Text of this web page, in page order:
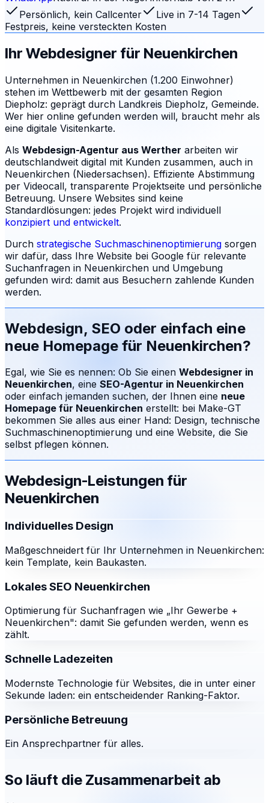
Persönlich, kein Callcenter
Live in 7-14 Tagen
Festpreis, keine versteckten Kosten
Ihr Webdesigner für Neuenkirchen
Unternehmen in Neuenkirchen (1.200 Einwohner)
stehen im Wettbewerb mit der gesamten Region
Diepholz: geprägt durch Landkreis Diepholz, Gemeinde.
Wer hier online gefunden werden will, braucht mehr als
eine digitale Visitenkarte.
Als Webdesign-Agentur aus Werther arbeiten wir
deutschlandweit digital mit Kunden zusammen, auch in
Neuenkirchen (Niedersachsen). Effiziente Abstimmung
per Videocall, transparente Projektseite und persönliche
Betreuung. Unsere Websites sind keine
Standardlösungen: jedes Projekt wird individuell
konzipiert und entwickelt.
Durch strategische Suchmaschinenoptimierung sorgen
wir dafür, dass Ihre Website bei Google für relevante
Suchanfragen in Neuenkirchen und Umgebung
gefunden wird: damit aus Besuchern zahlende Kunden
werden.
Webdesign, SEO oder einfach eine
neue Homepage für Neuenkirchen?
Egal, wie Sie es nennen: Ob Sie einen Webdesigner in
Neuenkirchen, eine SEO-Agentur in Neuenkirchen
oder einfach jemanden suchen, der Ihnen eine neue
Homepage für Neuenkirchen erstellt: bei Make-GT
bekommen Sie alles aus einer Hand: Design, technische
Suchmaschinenoptimierung und eine Website, die Sie
selbst pflegen können.
Webdesign-Leistungen für
Neuenkirchen
Individuelles Design
Maßgeschneidert für Ihr Unternehmen in Neuenkirchen:
kein Template, kein Baukasten.
Lokales SEO Neuenkirchen
Optimierung für Suchanfragen wie „Ihr Gewerbe +
Neuenkirchen": damit Sie gefunden werden, wenn es
zählt.
Schnelle Ladezeiten
Modernste Technologie für Websites, die in unter einer
Sekunde laden: ein entscheidender Ranking-Faktor.
Persönliche Betreuung
Ein Ansprechpartner für alles.
So läuft die Zusammenarbeit ab